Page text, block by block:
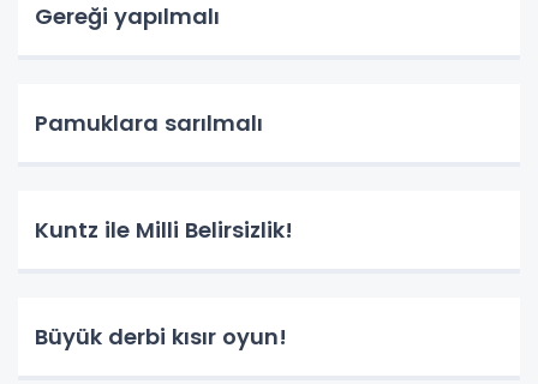
Gereği yapılmalı
Pamuklara sarılmalı
Kuntz ile Milli Belirsizlik!
Büyük derbi kısır oyun!